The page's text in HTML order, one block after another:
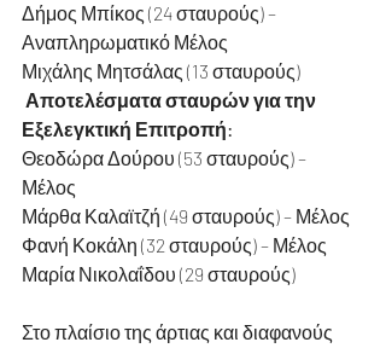
Δήμος Μπίκος (24 σταυρούς) –
Αναπληρωματικό Μέλος
Μιχάλης Μητσάλας (13 σταυρούς)
Αποτελέσματα σταυρών για την
Εξελεγκτική Επιτροπή:
Θεοδώρα Δούρου (53 σταυρούς) –
Μέλος
Μάρθα Καλαϊτζή (49 σταυρούς) – Μέλος
Φανή Κοκάλη (32 σταυρούς) – Μέλος
Μαρία Νικολαΐδου (29 σταυρούς)
Στο πλαίσιο της άρτιας και διαφανούς